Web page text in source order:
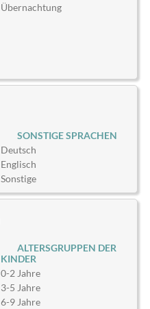
Übernachtung
SONSTIGE SPRACHEN
Deutsch
Englisch
Sonstige
ALTERSGRUPPEN DER
KINDER
0-2 Jahre
3-5 Jahre
6-9 Jahre